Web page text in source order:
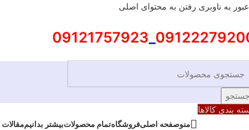
عبور به ناوبری رفتن به محتوای اصلی
09121757923
بندی کالاها
منوصفحه اصلیفروشگاهتمام محصولاتبیشتر بدانیممقالات